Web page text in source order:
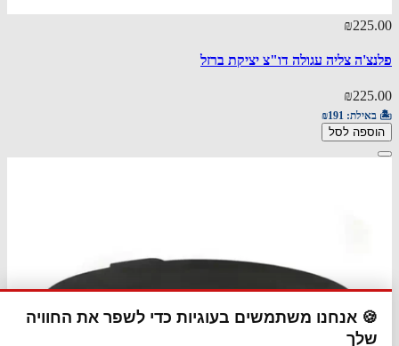
🍪 אנחנו משתמשים בעוגיות כדי לשפר את החוויה
שלך
₪225.00
פלנצ'ה צליה עגולה דו"צ יציקת ברזל
₪225.00
🏝️ באילת: ₪191
הוספה לסל